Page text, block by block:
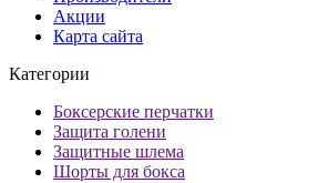
Акции
Карта сайта
Категории
Боксерские перчатки
Защита голени
Защитные шлема
Шорты для бокса